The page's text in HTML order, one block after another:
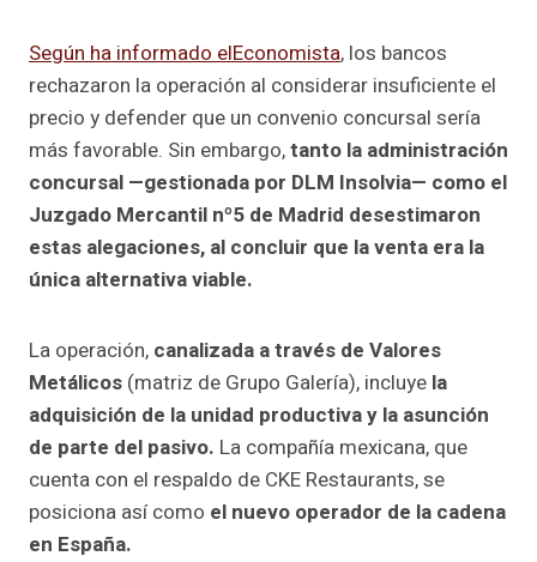
Según ha informado elEconomista, los bancos
rechazaron la operación al considerar insuficiente el
precio y defender que un convenio concursal sería
más favorable. Sin embargo,tanto la administración
concursal —gestionada por DLM Insolvia— como el
Juzgado Mercantil nº5 de Madrid desestimaron
estas alegaciones, al concluir que la venta era la
única alternativa viable.
La operación, canalizada a través de Valores
Metálicos (matriz de Grupo Galería), incluye la
adquisición de la unidad productiva y la asunción
de parte del pasivo. La compañía mexicana, que
cuenta con el respaldo de CKE Restaurants, se
posiciona así como el nuevo operador de la cadena
en España.